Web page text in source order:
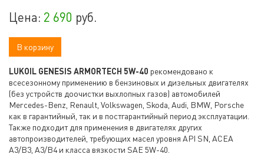
Цена: 2 690 руб.
В корзину
LUKOIL GENESIS ARMORTECH 5W-40 рекомендовано к
всесезонному применению в бензиновых и дизельных двигателях
(без устройств доочистки выхлопных газов) автомобилей
Mercedes-Benz, Renault, Volkswagen, Skoda, Audi, BMW, Porsche
как в гарантийный, так и в постгарантийный период эксплуатации.
Также подходит для применения в двигателях других
автопроизводителей, требующих масел уровня API SN, ACEA
A3/B3, A3/B4 и класса вязкости SAE 5W-40.